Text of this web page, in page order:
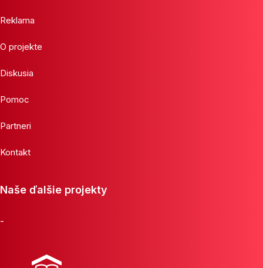
Reklama
O projekte
Diskusia
Pomoc
Partneri
Kontakt
Naše ďalšie projekty
-